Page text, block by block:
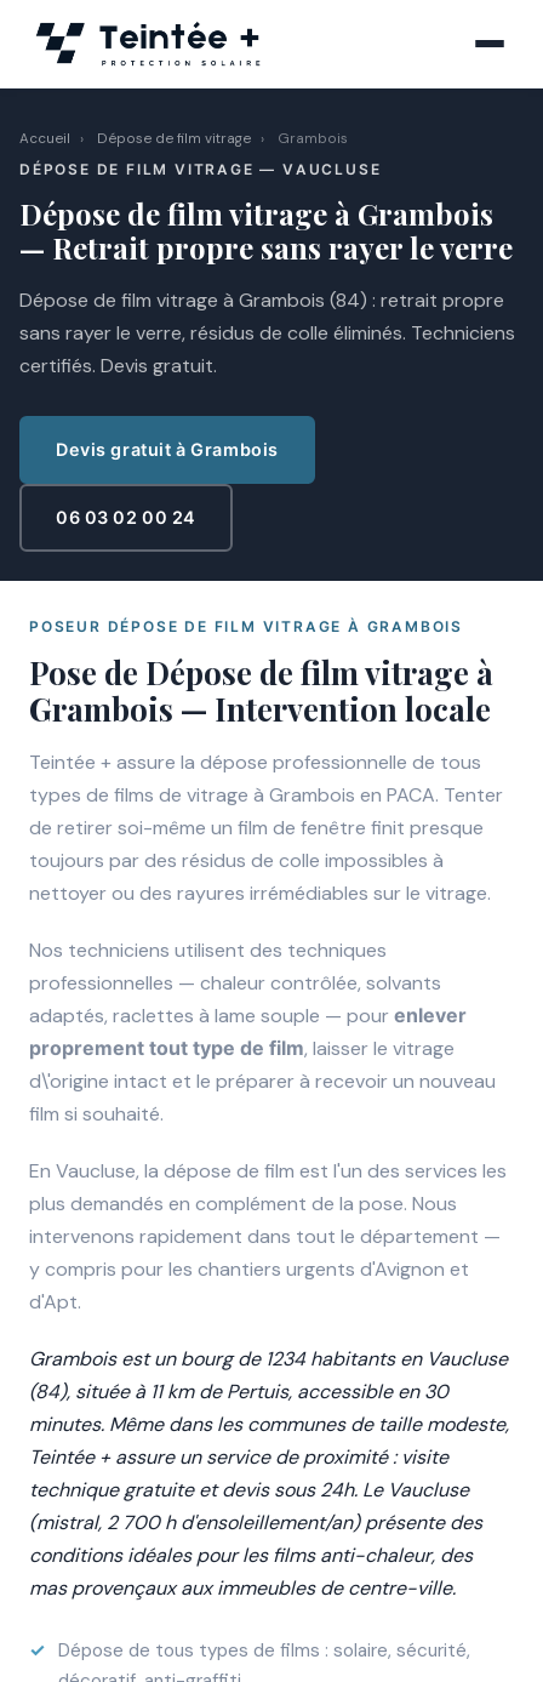
Accueil › Dépose de film vitrage › Grambois
DÉPOSE DE FILM VITRAGE — VAUCLUSE
Dépose de film vitrage à Grambois
— Retrait propre sans rayer le verre
Dépose de film vitrage à Grambois (84) : retrait propre
sans rayer le verre, résidus de colle éliminés. Techniciens
certifiés. Devis gratuit.
Devis gratuit à Grambois
06 03 02 00 24
POSEUR DÉPOSE DE FILM VITRAGE À GRAMBOIS
Pose de Dépose de film vitrage à
Grambois — Intervention locale
Teintée + assure la dépose professionnelle de tous
types de films de vitrage à Grambois en PACA. Tenter
de retirer soi-même un film de fenêtre finit presque
toujours par des résidus de colle impossibles à
nettoyer ou des rayures irrémédiables sur le vitrage.
Nos techniciens utilisent des techniques
professionnelles — chaleur contrôlée, solvants
adaptés, raclettes à lame souple — pourenlever
proprement tout type de film, laisser le vitrage
d\'origine intact et le préparer à recevoir un nouveau
film si souhaité.
En Vaucluse, la dépose de film est l'un des services les
plus demandés en complément de la pose. Nous
intervenons rapidement dans tout le département —
y compris pour les chantiers urgents d'Avignon et
d'Apt.
Grambois est un bourg de 1234 habitants en Vaucluse
(84), située à 11 km de Pertuis, accessible en 30
minutes. Même dans les communes de taille modeste,
Teintée + assure un service de proximité : visite
technique gratuite et devis sous 24h. Le Vaucluse
(mistral, 2 700 h d'ensoleillement/an) présente des
conditions idéales pour les films anti-chaleur, des
mas provençaux aux immeubles de centre-ville.
Dépose de tous types de films : solaire, sécurité,